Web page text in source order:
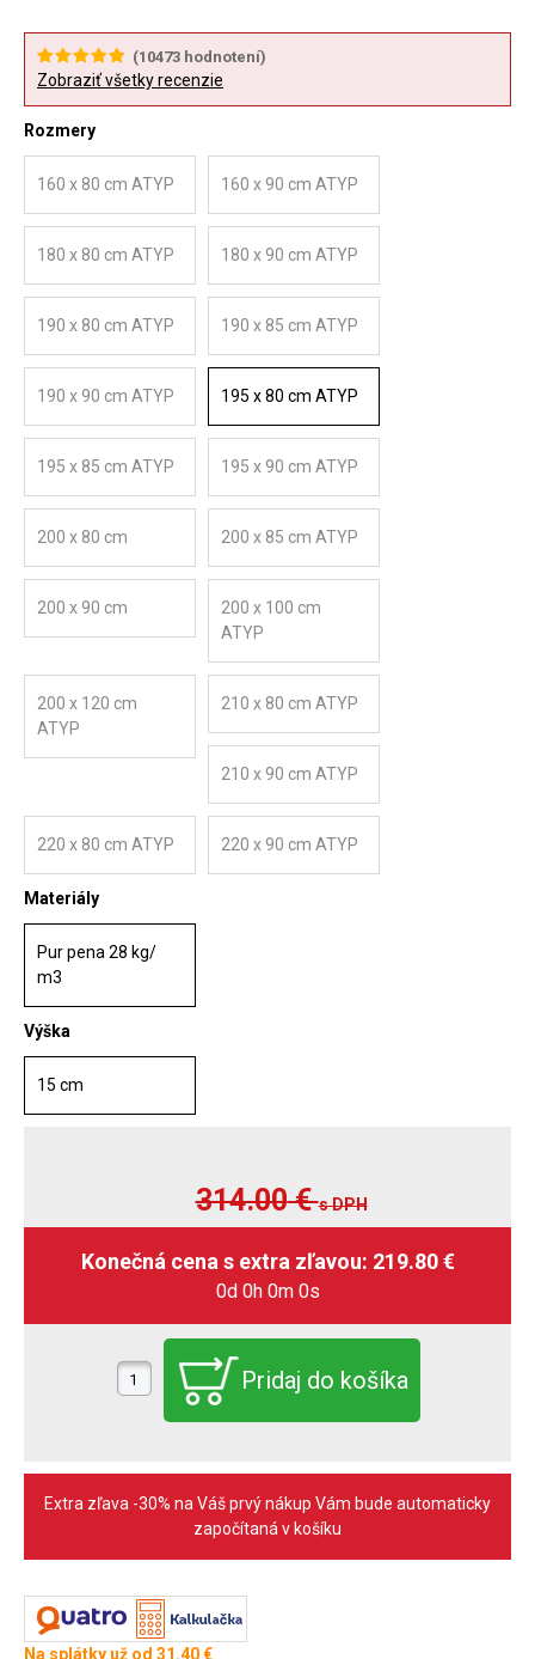
(10473 hodnotení)
Zobraziť všetky recenzie
Rozmery
160 x 80 cm ATYP 160 x 90 cm ATYP
180 x 80 cm ATYP 180 x 90 cm ATYP
190 x 80 cm ATYP 190 x 85 cm ATYP
190 x 90 cm ATYP 195 x 80 cm ATYP
195 x 85 cm ATYP 195 x 90 cm ATYP
200 x 80 cm 200 x 85 cm ATYP
200 x 90 cm
200 x 100 cm
ATYP
200 x 120 cm
ATYP
210 x 80 cm ATYP
210 x 90 cm ATYP
220 x 80 cm ATYP 220 x 90 cm ATYP
Materiály
Pur pena 28 kg/
m3
Výška
15 cm
314.00€s DPH
0d 0h 0m 0s
Extra zľava -30% na Váš prvý nákup Vám bude automaticky
započítaná v košíku
Na splátky už od 31.40 €